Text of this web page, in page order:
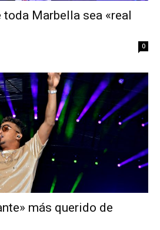
toda Marbella sea «real
0
más querido de